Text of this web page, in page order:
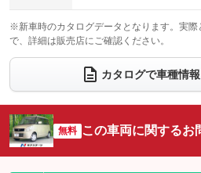
：装備なし
ウォークスルー
：装備なし
電動リアゲート
：装備なし
サイドカメラ
：装備なし
：装備なし
※新車時のカタログデータとなります。実
で、詳細は販売店にご確認ください。
カタログで車種情
無料 この車両に関するお